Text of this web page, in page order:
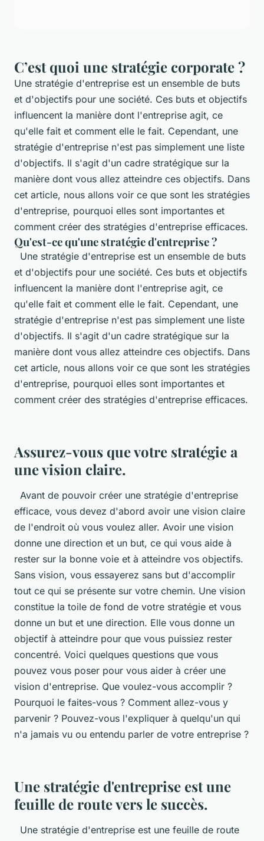
C’est quoi une stratégie corporate ?
Une stratégie d'entreprise est un ensemble de buts
et d'objectifs pour une société. Ces buts et objectifs
influencent la manière dont l'entreprise agit, ce
qu'elle fait et comment elle le fait. Cependant, une
stratégie d'entreprise n'est pas simplement une liste
d'objectifs. Il s'agit d'un cadre stratégique sur la
manière dont vous allez atteindre ces objectifs. Dans
cet article, nous allons voir ce que sont les stratégies
d'entreprise, pourquoi elles sont importantes et
comment créer des stratégies d'entreprise efficaces.
Qu'est-ce qu'une stratégie d'entreprise ?
Une stratégie d'entreprise est un ensemble de buts
et d'objectifs pour une société. Ces buts et objectifs
influencent la manière dont l'entreprise agit, ce
qu'elle fait et comment elle le fait. Cependant, une
stratégie d'entreprise n'est pas simplement une liste
d'objectifs. Il s'agit d'un cadre stratégique sur la
manière dont vous allez atteindre ces objectifs. Dans
cet article, nous allons voir ce que sont les stratégies
d'entreprise, pourquoi elles sont importantes et
comment créer des stratégies d'entreprise efficaces.
Assurez-vous que votre stratégie a
une vision claire.
Avant de pouvoir créer une stratégie d'entreprise
efficace, vous devez d'abord avoir une vision claire
de l'endroit où vous voulez aller. Avoir une vision
donne une direction et un but, ce qui vous aide à
rester sur la bonne voie et à atteindre vos objectifs.
Sans vision, vous essayerez sans but d'accomplir
tout ce qui se présente sur votre chemin. Une vision
constitue la toile de fond de votre stratégie et vous
donne un but et une direction. Elle vous donne un
objectif à atteindre pour que vous puissiez rester
concentré. Voici quelques questions que vous
pouvez vous poser pour vous aider à créer une
vision d'entreprise. Que voulez-vous accomplir ?
Pourquoi le faites-vous ? Comment allez-vous y
parvenir ? Pouvez-vous l'expliquer à quelqu'un qui
n'a jamais vu ou entendu parler de votre entreprise ?
Une stratégie d'entreprise est une
feuille de route vers le succès.
Une stratégie d'entreprise est une feuille de route